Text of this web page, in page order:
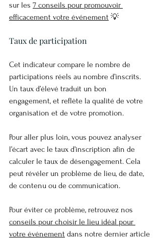
sur les 7 conseils pour promouvoir
efficacement votre événement 💡
Taux de participation
Cet indicateur compare le nombre de
participations réels au nombre d’inscrits.
Un taux d’élevé traduit un bon
engagement, et reflète la qualité de votre
organisation et de votre promotion.
Pour aller plus loin, vous pouvez analyser
l’écart avec le taux d’inscription afin de
calculer le taux de désengagement. Cela
peut révéler un problème de lieu, de date,
de contenu ou de communication.
Pour éviter ce problème, retrouvez nos
conseils pour choisir le lieu idéal pour
votre événement dans notre dernier article